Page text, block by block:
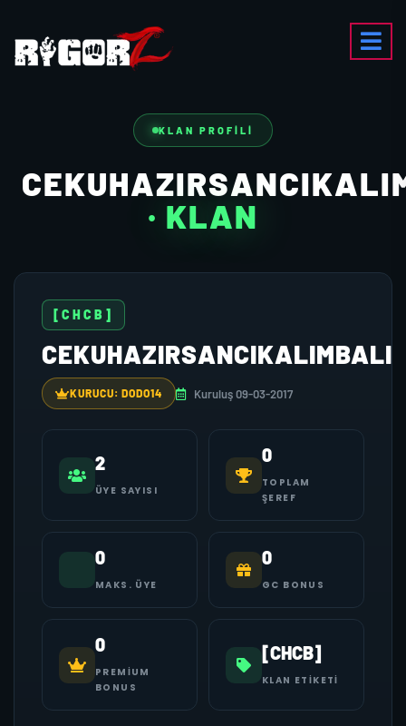
KLAN PROFILI
· KLAN
[CHCB]
KURUCU: DODO14 Kuruluş 09-03-2017
2
ÜYE SAYISI
0
TOPLAM
ŞEREF
0
MAKS. ÜYE
0
GC BONUS
0
PREMIUM
BONUS
[CHCB]
KLAN ETIKETI